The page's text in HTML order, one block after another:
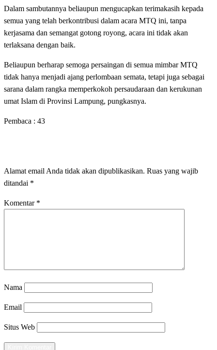
Dalam sambutannya beliaupun mengucapkan terimakasih kepada
semua yang telah berkontribusi dalam acara MTQ ini, tanpa
kerjasama dan semangat gotong royong, acara ini tidak akan
terlaksana dengan baik.
Beliaupun berharap semoga persaingan di semua mimbar MTQ
tidak hanya menjadi ajang perlombaan semata, tetapi juga sebagai
sarana dalam rangka memperkokoh persaudaraan dan kerukunan
umat Islam di Provinsi Lampung, pungkasnya.
Pembaca : 43
Alamat email Anda tidak akan dipublikasikan. Ruas yang wajib
ditandai *
Komentar *
Nama
Email
Situs Web